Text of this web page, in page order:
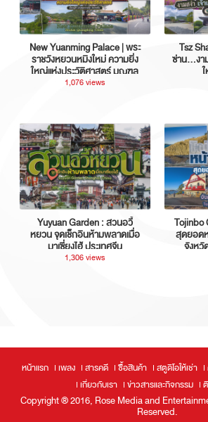
New Yuanming Palace | พระ
ราชวังหยวนหมิงใหม่ ความยิ่ง
ใหญ่แห่งประวัติศาสตร์ มณฑล
กวางตุ้ง ประเทศจีน
1,076 views
Tsz
ซ่าน…งา
Yuyuan Garden : สวนอวี้
หยวน จุดเช็กอินห้ามพลาดเมื่อ
มาเซี่ยงไฮ้ ประเทศจีน
1,306 views
Tojinbo
สุดยอด
จังหวั
หน้าแรก เพลง สารคดี ซื้อสินค้า สตูดิโอให้เช่า
เกี่ยวกับเรา
ข่าวสารและกิจกรรม
Copyright ® 2016, Rose Media and
Reserved.